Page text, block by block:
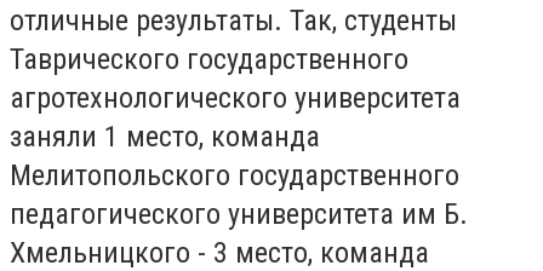
отличные результаты. Так, студенты
Таврического государственного
агротехнологического университета
заняли 1 место, команда
Мелитопольского государственного
педагогического университета им Б.
Хмельницкого - 3 место, команда